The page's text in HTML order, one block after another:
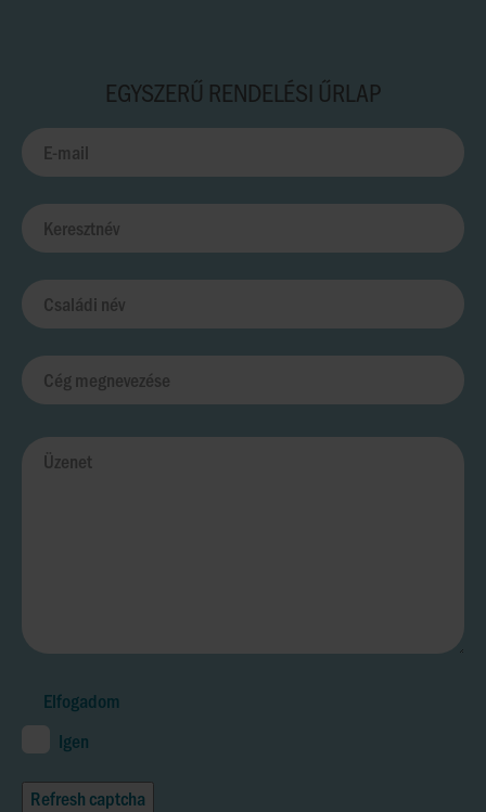
EGYSZERŰ RENDELÉSI ŰRLAP
Elfogadom
Igen
Refresh captcha